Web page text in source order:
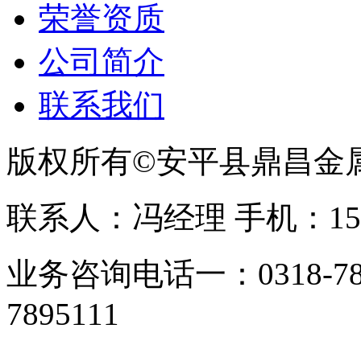
荣誉资质
公司简介
联系我们
版权所有©安平县鼎昌金
联系人：冯经理 手机：
业务咨询电话一：0318-
7895111